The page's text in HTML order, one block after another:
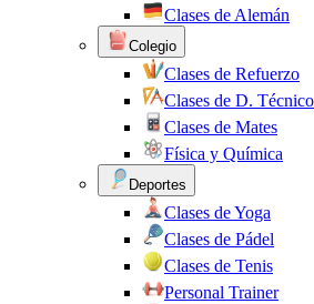
Clases de Alemán
Colegio
Clases de Refuerzo
Clases de D. Técnico
Clases de Mates
Física y Química
Deportes
Clases de Yoga
Clases de Pádel
Clases de Tenis
Personal Trainer